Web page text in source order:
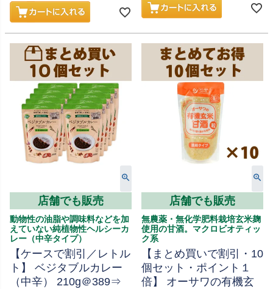
店舗でも販売
動物性の油脂や調味料などを加
えていない純植物性ヘルシーカ
レー（中辛タイプ）
【ケースで割引／レトル
ト】 ベジタブルカレー
（中辛） 210g＠389⇒
店舗でも販売
無農薬・無化学肥料栽培玄米麹
使用の甘酒。マクロビオティッ
ク系
【まとめ買いで割引・10
個セット・ポイント１
倍】 オーサワの有機玄